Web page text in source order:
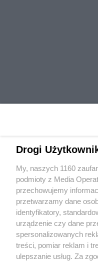
Wydawca mediów
Nie zapomnij
zapoznać się z:
polityką
Twojemiasto
Drogi
My, naszych 1160
podmioty z Media
przechowujemy
przetwarzamy dane
identyfikatory,
urządzenie czy dane
spersonalizowanych
treści, pomiar reklam i
ulepszanie usług. Za